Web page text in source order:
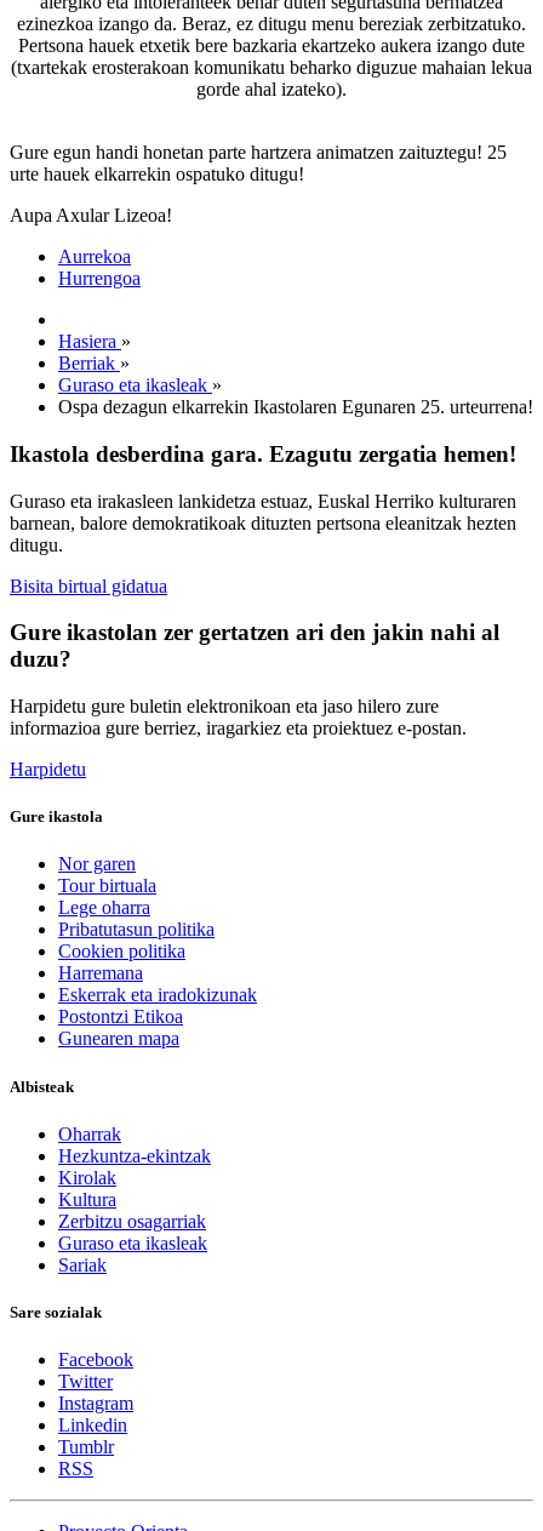
ezinezkoa izango da. Beraz, ez ditugu menu bereziak zerbitzatuko.
Pertsona hauek etxetik bere bazkaria ekartzeko aukera izango dute
(txartekak erosterakoan komunikatu beharko diguzue mahaian lekua
gorde ahal izateko).
Gure egun handi honetan parte hartzera animatzen zaituztegu! 25
urte hauek elkarrekin ospatuko ditugu!
Aupa Axular Lizeoa!
Aurrekoa
Hurrengoa
Hasiera »
Berriak »
Guraso eta ikasleak »
Ospa dezagun elkarrekin Ikastolaren Egunaren 25. urteurrena!
Ikastola desberdina gara. Ezagutu zergatia hemen!
Guraso eta irakasleen lankidetza estuaz, Euskal Herriko kulturaren
barnean, balore demokratikoak dituzten pertsona eleanitzak hezten
ditugu.
Bisita birtual gidatua
Gure ikastolan zer gertatzen ari den jakin nahi al
duzu?
Harpidetu gure buletin elektronikoan eta jaso hilero zure
informazioa gure berriez, iragarkiez eta proiektuez e-postan.
Harpidetu
Gure ikastola
Nor garen
Tour birtuala
Lege oharra
Pribatutasun politika
Cookien politika
Harremana
Eskerrak eta iradokizunak
Postontzi Etikoa
Gunearen mapa
Albisteak
Oharrak
Hezkuntza-ekintzak
Kirolak
Kultura
Zerbitzu osagarriak
Guraso eta ikasleak
Sariak
Sare sozialak
Facebook
Twitter
Instagram
Linkedin
Tumblr
RSS